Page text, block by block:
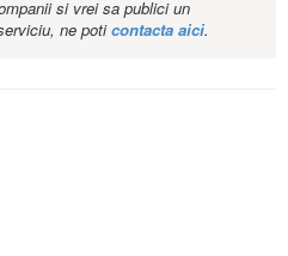
si vrei sa publici un
ne poticontacta aici.